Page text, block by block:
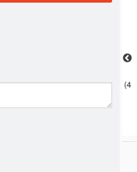
Pork & Shrimp Dumplings (4
$8.43